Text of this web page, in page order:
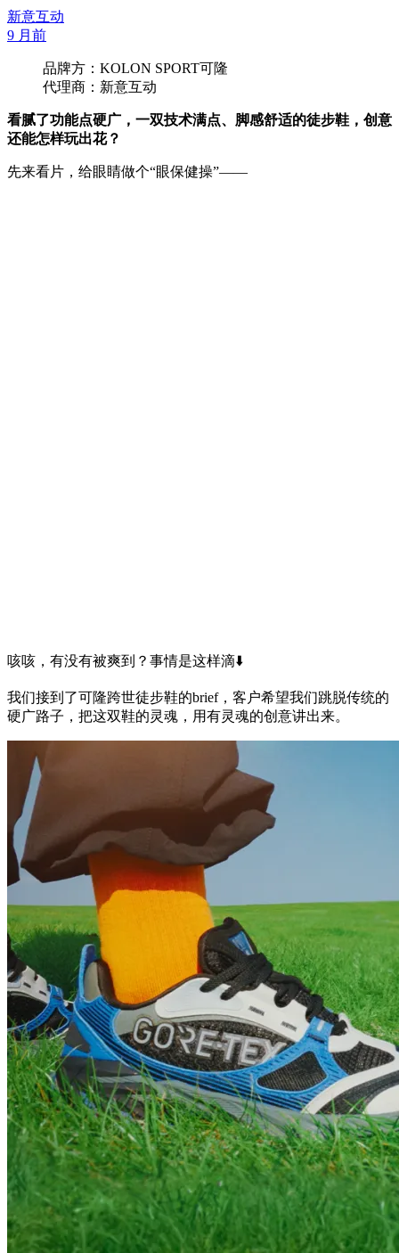
新意互动
9 月前
品牌方：KOLON SPORT可隆
代理商：新意互动
看腻了功能点硬广，一双技术满点、脚感舒适的徒步鞋，创意
还能怎样玩出花？
先来看片，给眼睛做个“眼保健操”——
咳咳，有没有被爽到？事情是这样滴⬇
我们接到了可隆跨世徒步鞋的brief，客户希望我们跳脱传统的
硬广路子，把这双鞋的灵魂，用有灵魂的创意讲出来。